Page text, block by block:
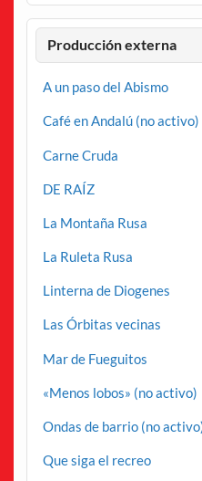
Producción externa
A un paso del Abismo
Café en Andalú (no activo)
Carne Cruda
DE RAÍZ
La Montaña Rusa
La Ruleta Rusa
Linterna de Diogenes
Las Órbitas vecinas
Mar de Fueguitos
«Menos lobos» (no activo)
Ondas de barrio (no
Que siga el recreo